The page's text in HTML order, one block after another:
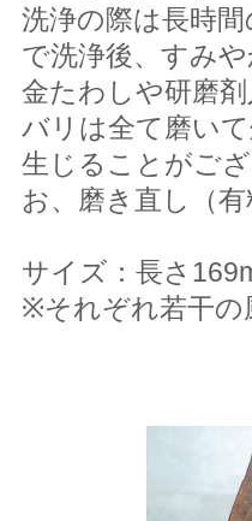
洗浄の際は長時
で洗浄後、すみ
金たわしや研磨
バリは全て磨い
生じることがご
お、磨き直し（
サイズ：長さ
※それぞれ若干の